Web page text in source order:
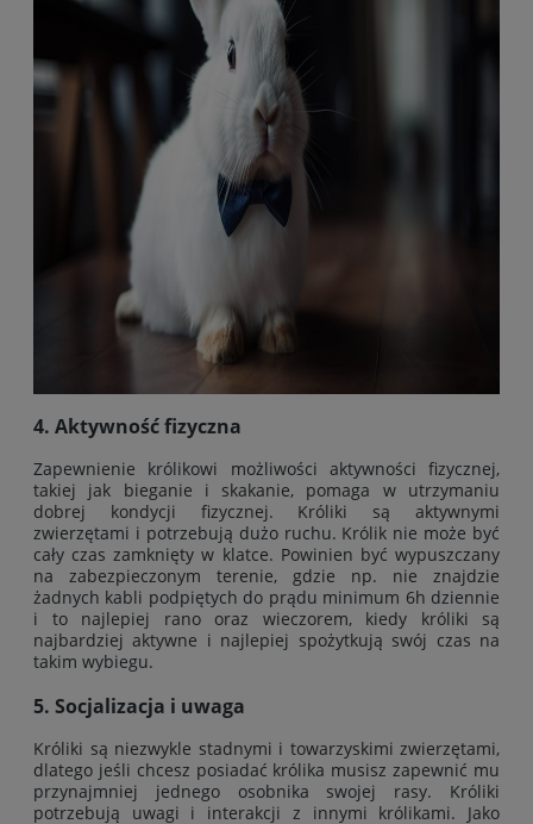
4. Aktywność fizyczna
Zapewnienie królikowi możliwości aktywności fizycznej,
takiej jak bieganie i skakanie, pomaga w utrzymaniu
dobrej kondycji fizycznej. Króliki są aktywnymi
zwierzętami i potrzebują dużo ruchu. Królik nie może być
cały czas zamknięty w klatce. Powinien być wypuszczany
na zabezpieczonym terenie, gdzie np. nie znajdzie
żadnych kabli podpiętych do prądu minimum 6h dziennie
i to najlepiej rano oraz wieczorem, kiedy króliki są
najbardziej aktywne i najlepiej spożytkują swój czas na
takim wybiegu.
5. Socjalizacja i uwaga
Króliki są niezwykle stadnymi i towarzyskimi zwierzętami,
dlatego jeśli chcesz posiadać królika musisz zapewnić mu
przynajmniej jednego osobnika swojej rasy. Króliki
potrzebują uwagi i interakcji z innymi królikami. Jako